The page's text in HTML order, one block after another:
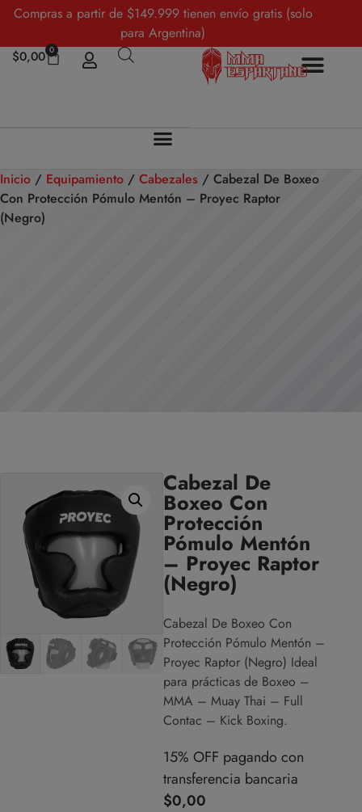
Compras a partir de $149.999 tienen envío gratis (solo
para Argentina)
$0,00 0
Inicio / Equipamiento / Cabezales / Cabezal De Boxeo
Con Protección Pómulo Mentón – Proyec Raptor
(Negro)
Cabezal De
Boxeo Con
Protección
Pómulo Mentón
– Proyec Raptor
(Negro)
Cabezal De Boxeo Con
Protección Pómulo Mentón –
Proyec Raptor (Negro) Ideal
para prácticas de Boxeo –
MMA – Muay Thai – Full
Contac – Kick Boxing.
15% OFF pagando con
transferencia bancaria
$0,00